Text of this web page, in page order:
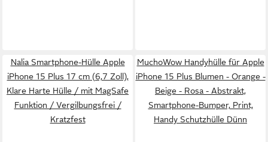
Nalia Smartphone-Hülle Apple
iPhone 15 Plus 17 cm (6,7 Zoll),
Klare Harte Hülle / mit MagSafe
Funktion / Vergilbungsfrei /
Kratzfest
MuchoWow Handyhülle für Apple
iPhone 15 Plus Blumen - Orange -
Beige - Rosa - Abstrakt,
Smartphone-Bumper, Print,
Handy Schutzhülle Dünn